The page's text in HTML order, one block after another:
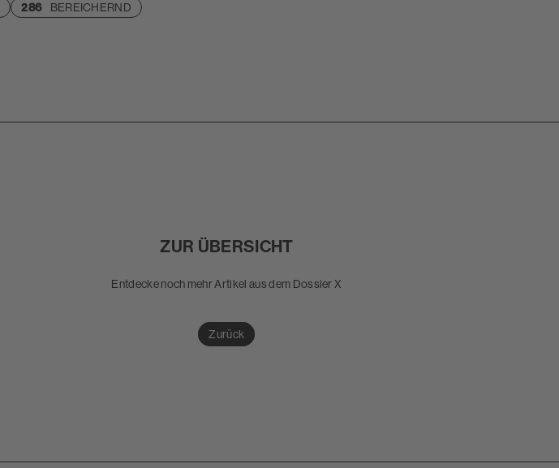
286 BEREICHERND
ZUR ÜBERSICHT
Entdecke noch mehr Artikel aus dem Dossier X
Zurück